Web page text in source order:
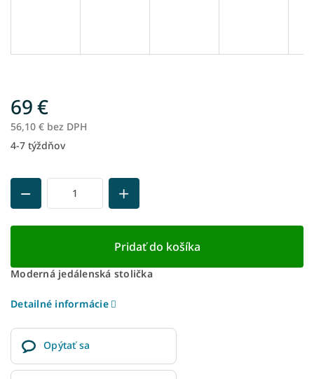
69 €
56,10 € bez DPH
Jednotková
4-7 týždňov
Pridať do košíka
Moderná jedálenská stolička
Detailné informácie
Opýtať sa